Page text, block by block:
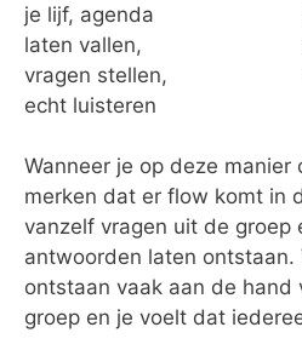
je lijf, agenda
laten vallen,
vragen stellen,
echt luisteren
Wanneer je op deze manier
merken dat er flow komt in
vanzelf vragen uit de groep
antwoorden laten ontstaan.
ontstaan vaak aan de hand
groep en je voelt dat